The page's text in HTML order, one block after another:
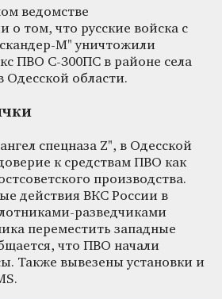
ведомстве
о том, что русские войска с
М" уничтожили
ПВО С-300ПС в районе села
Одесской области.
спецназа Z", в Одесской
к средствам ПВО как
производства.
действия ВКС России в
разведчиками
переместить западные
что ПВО начали
Также вывезены установки и